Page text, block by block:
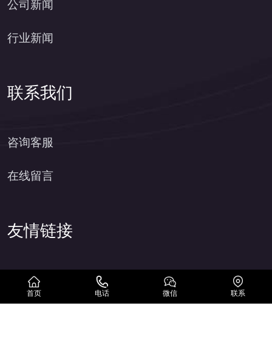
公司新闻
行业新闻
联系我们
咨询客服
在线留言
友情链接
Copyright © 2025 www.sdtegoo.com 合肥侦探 All
首页 电话 微信 联系